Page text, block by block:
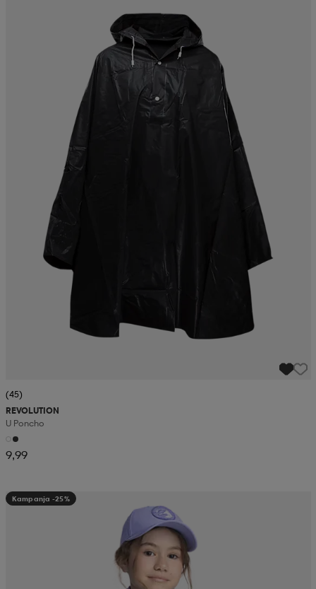
(45)
REVOLUTION
U Poncho
9,99
Kampanja -25%